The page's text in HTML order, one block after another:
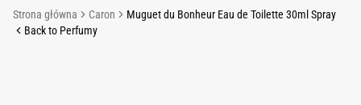
Strona główna Caron
Muguet du Bonheur Eau de Toilette 30ml Spray
Back to Perfumy